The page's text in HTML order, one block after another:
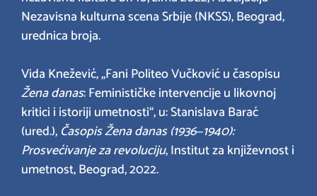
Nezavisna kulturna scena Srbije (NKSS), Beograd,
urednica broja.
Vida Knežević, „Fani Politeo Vučković u časopisu
Žena danas: Feminističke intervencije u likovnoj
kritici i istoriji umetnosti“, u: Stanislava Barać
(ured.), Časopis Žena danas (1936‒1940):
Prosvećivanje za revoluciju, Institut za književnost i
umetnost, Beograd, 2022.